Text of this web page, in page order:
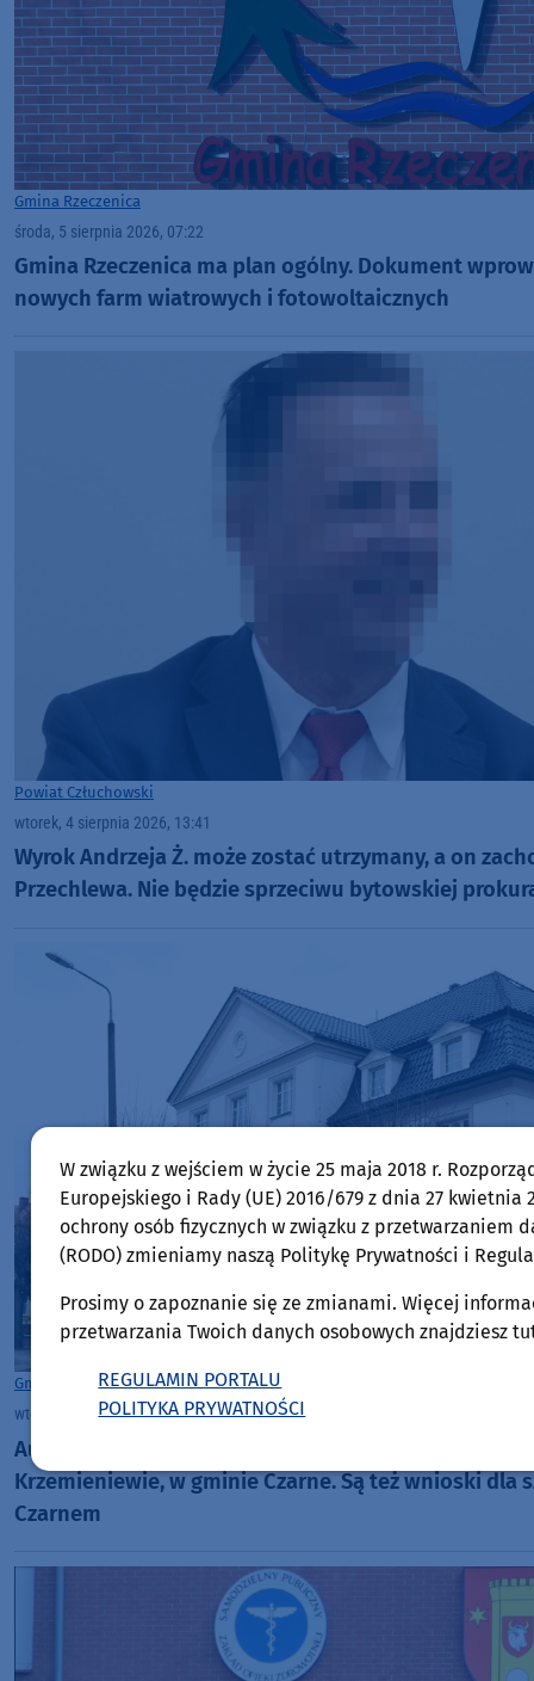
Gmina Rzeczenica
środa, 5 sierpnia 2026, 07:22
Gmina Rzeczenica ma plan ogólny. Dokument
nowych farm wiatrowych i fotowoltaicznych
Powiat Człuchowski
wtorek, 4 sierpnia 2026, 13:41
Wyrok Andrzeja Ż. może zostać utrzymany, a on
Przechlewa. Nie będzie sprzeciwu bytowskiej
Gmina Czarne
wtorek, 4 sierpnia 2026, 10:06
Audytorzy pozytywnie oceniają likwidację Szkoły
Krzemieniewie, w gminie Czarne. Są też wnioski dla
Czarnem
W związku z wejściem w życie 25 maja 2018 r.
Europejskiego i Rady (UE) 2016/679 z dnia 27 kwietnia
ochrony osób fizycznych w związku z przetwarzaniem
(RODO) zmieniamy naszą Politykę Prywatności i
Prosimy o zapoznanie się ze zmianami. Więcej
przetwarzania Twoich danych osobowych znajdziesz
REGULAMIN PORTALU
POLITYKA PRYWATNOŚCI